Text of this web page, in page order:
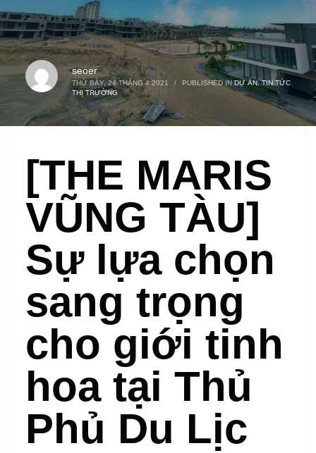
seoer
THỨ BẢY, 24 THÁNG 4 2021 / PUBLISHED INDỰ ÁN,TIN TỨC
THỊ TRƯỜNG
[THE MARIS
VŨNG TÀU]
Sự lựa chọn
sang trọng
cho giới tinh
hoa tại Thủ
Phủ Du Lịc